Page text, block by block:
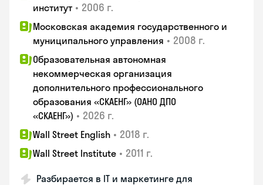
институт • 2006 г.
Московская академия государственного и
муниципального управления • 2008 г.
Образовательная автономная
некоммерческая организация
дополнительного профессионального
образования «СКАЕНГ» (ОАНО ДПО
«СКАЕНГ») • 2026 г.
Wall Street English • 2018 г.
Wall Street Institute • 2011 г.
Разбирается в IT и маркетинге для